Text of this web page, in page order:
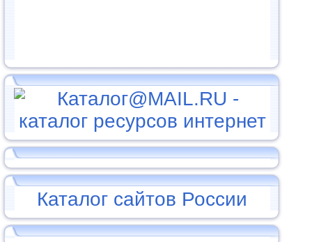
Каталог сайтов России